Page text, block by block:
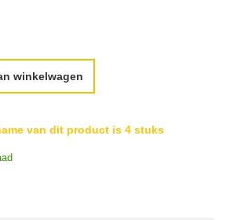
winkelwagen
van dit product is 4 stuks